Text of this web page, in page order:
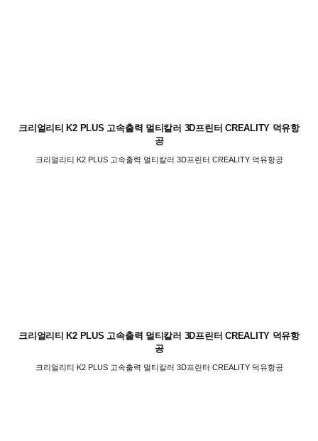
크리얼리티 K2 PLUS 고속출력 멀티칼러 3D프린터 CREALITY 덕유항
공
크리얼리티 K2 PLUS 고속출력 멀티칼러 3D프린터 CREALITY 덕유항공
크리얼리티 K2 PLUS 고속출력 멀티칼러 3D프린터 CREALITY 덕유항
공
크리얼리티 K2 PLUS 고속출력 멀티칼러 3D프린터 CREALITY 덕유항공